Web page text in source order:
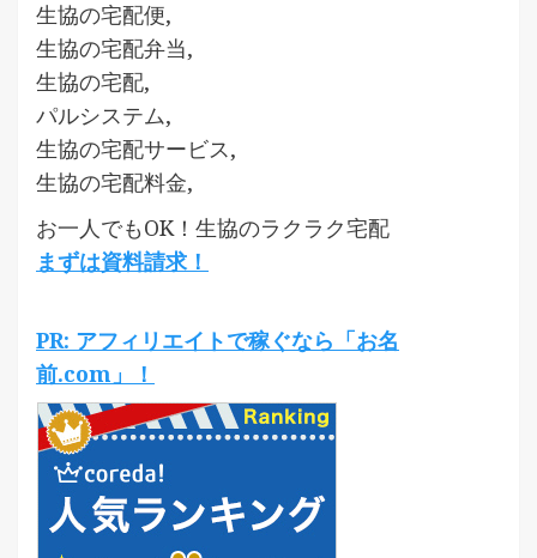
生協の宅配便,
生協の宅配弁当,
生協の宅配,
パルシステム,
生協の宅配サービス,
生協の宅配料金,
お一人でもOK！生協のラクラク宅配
まずは資料請求！
PR: アフィリエイトで稼ぐなら「お名
前.com」！